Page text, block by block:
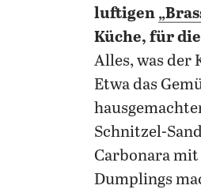
luftigen
Küche, für
Alles, was der
Etwa das
Schnitzel-
Carbonara
Dumplings